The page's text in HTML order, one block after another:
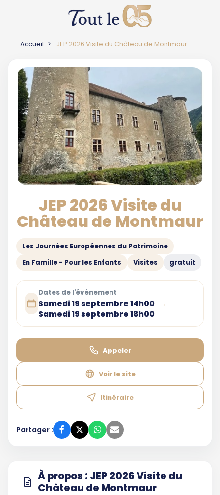
Accueil JEP 2026 Visite du Château de Montmaur
JEP 2026 Visite du
Château de Montmaur
Les Journées Européennes du Patrimoine
En Famille - Pour les Enfants
Visites gratuit
Dates de l'événement
Samedi 19 septembre 14h00 →
Samedi 19 septembre 18h00
Appeler
Voir le site
Itinéraire
Partager :
À propos : JEP 2026 Visite du
Château de Montmaur